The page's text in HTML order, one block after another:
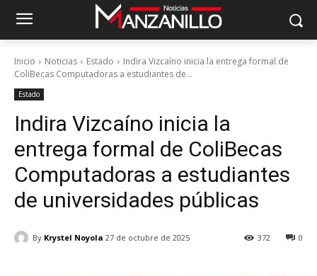
Inicio Noticias Estado
Indira Vizcaíno inicia la entrega formal de
ColiBecas Computadoras a estudiantes de...
Estado
Indira Vizcaíno inicia la
entrega formal de ColiBecas
Computadoras a estudiantes
de universidades públicas
By Krystel Noyola 27 de octubre de 2025 0
372